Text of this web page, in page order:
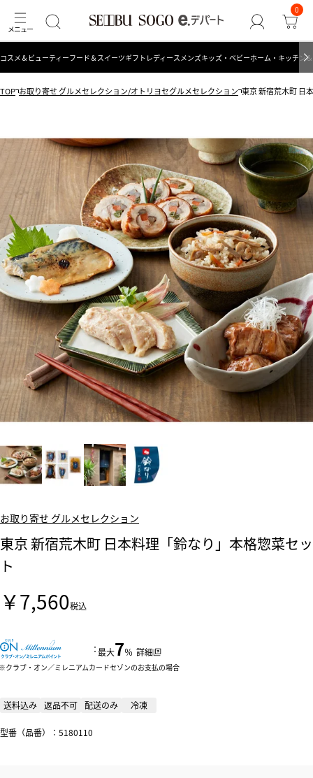
0
コスメ＆ビューティーフード＆スイーツギフト レディース メンズキッズ・ベビーホーム・キッチン
TOP お取り寄せ グルメセレクション/オトリヨセグルメセレクション 東京 新宿荒木町 日
お取り寄せ グルメセレクション
東京 新宿荒木町 日本料理「鈴なり」本格惣菜セッ
ト
￥7,560税込
：最大7％ 詳細
クラブ・オン／ミレニアムカードセゾンのお支払の場合
送料込み 返品不可 配送のみ 冷凍
型番（品番）：5180110